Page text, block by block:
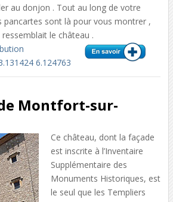
au donjon . Tout au long de votre
pancartes sont là pour vous montrer ,
ressemblait le château .
6.124763
Montfort-sur-
Ce château, dont la façade
est inscrite à l’Inventaire
Supplémentaire des
Monuments Historiques, est
le seul que les Templiers